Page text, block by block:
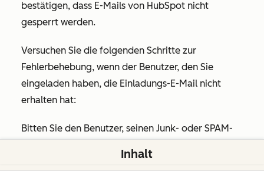
bestätigen, dass E-Mails von HubSpot nicht
gesperrt werden.
Versuchen Sie die folgenden Schritte zur
Fehlerbehebung, wenn der Benutzer, den Sie
eingeladen haben, die Einladungs-E-Mail nicht
erhalten hat:
Bitten Sie den Benutzer, seinen Junk- oder SPAM-
Inhalt